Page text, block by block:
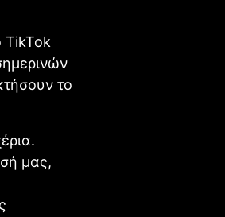
TikTok
το
μας,